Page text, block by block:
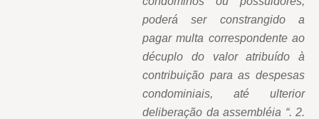
poderá ser constrangido a
pagar multa correspondente ao
décuplo do valor atribuído à
contribuição para as despesas
condominiais, até ulterior
deliberação da assembléia “. 2.